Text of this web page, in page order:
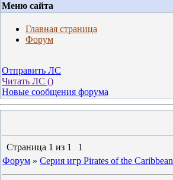
Меню сайта
Главная страница
Форум
Отправить ЛС
Читать ЛС ()
Новые сообщения форума
Страница 1 из 1
1
Форум » Серия игр Pirates of the Caribbean